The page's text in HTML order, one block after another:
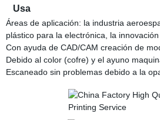
Usa
Áreas de aplicación: la industria
plástico para la electrónica, la
Con ayuda de CAD/CAM creación de
Debido al color (cofre) y el ayuno
Escaneado sin problemas debido a la